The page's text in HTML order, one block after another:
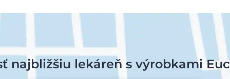
najbližšiu lekáreň s výrobkami